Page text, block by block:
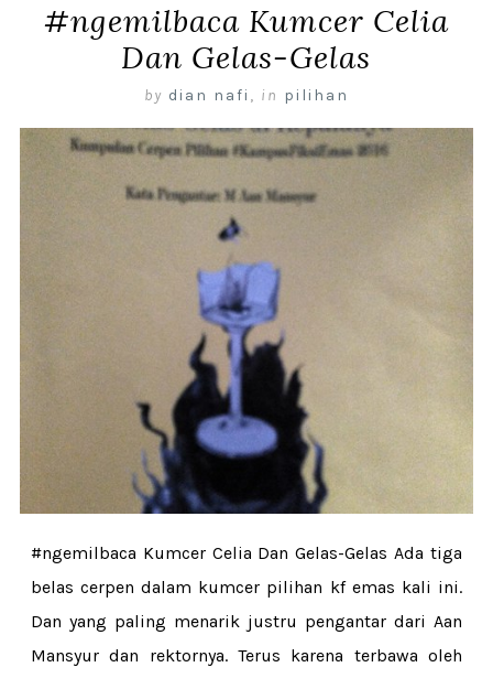
#ngemilbaca Kumcer Celia
Dan Gelas-Gelas
by dian nafi , in pilihan
#ngemilbaca Kumcer Celia Dan Gelas-Gelas Ada tiga
belas cerpen dalam kumcer pilihan kf emas kali ini.
Dan yang paling menarik justru pengantar dari Aan
Mansyur dan rektornya. Terus karena terbawa oleh